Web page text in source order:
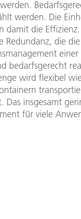
werden. Die
damit die
Redundanz, die
bedarfsgerecht
wird flexibel
Das insgesamt
für viele